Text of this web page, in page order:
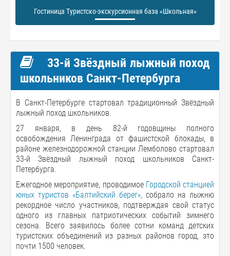
Гостиница Туристско-экскурсионная база «Школьная»
33-й Звёздный лыжный поход
школьников Санкт-Петербурга
В Санкт-Петербурге стартовал традиционный Звёздный
лыжный поход школьников.
27 января, в день 82-й годовщины полного
освобождения Ленинграда от фашистской блокады, в
районе железнодорожной станции Лемболово стартовал
33-й Звёздный лыжный поход школьников Санкт-
Петербурга.
Ежегодное мероприятие, проводимое Городской станцией
юных туристов «Балтийский берег», собрало на лыжню
рекордное число участников, подтверждая свой статус
одного из главных патриотических событий зимнего
сезона. Всего заявилось более сотни команд детских
туристских объединений из разных районов город, это
почти 1500 человек.